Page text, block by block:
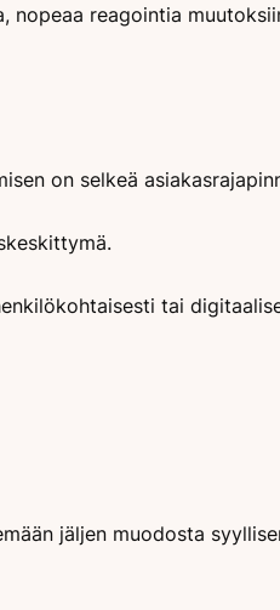
reagointia
on selkeä
tai
jäljen muodosta